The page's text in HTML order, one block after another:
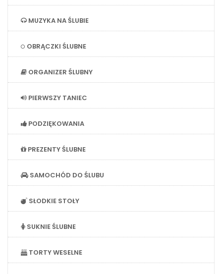
MUZYKA NA ŚLUBIE
OBRĄCZKI ŚLUBNE
ORGANIZER ŚLUBNY
PIERWSZY TANIEC
PODZIĘKOWANIA
PREZENTY ŚLUBNE
SAMOCHÓD DO ŚLUBU
SŁODKIE STOŁY
SUKNIE ŚLUBNE
TORTY WESELNE